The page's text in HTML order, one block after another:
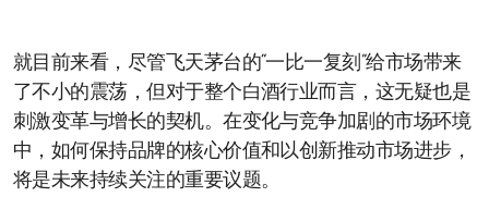
就目前来看，尽管飞天茅台的“一比一复刻”给市场带来
了不小的震荡，但对于整个白酒行业而言，这无疑也是
刺激变革与增长的契机。在变化与竞争加剧的市场环境
中，如何保持品牌的核心价值和以创新推动市场进步，
将是未来持续关注的重要议题。